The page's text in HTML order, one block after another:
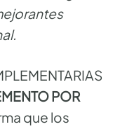
POR
que los